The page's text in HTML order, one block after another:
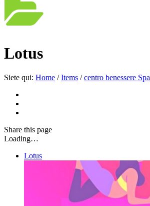
Lotus
Siete qui: Home / Items / centro benessere Spa
Share this page
Loading…
Lotus